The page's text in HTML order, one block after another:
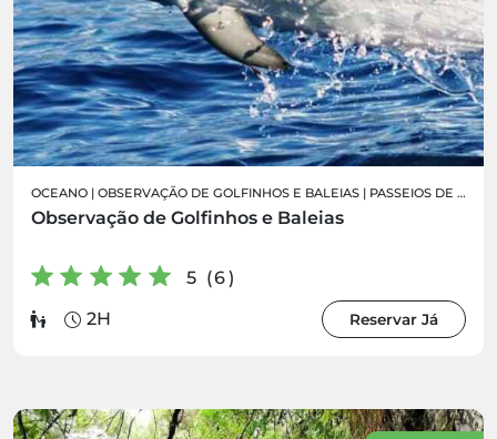
OCEANO | OBSERVAÇÃO DE GOLFINHOS E BALEIAS | PASSEIOS DE BARCO
Observação de Golfinhos e Baleias
5 (6)
2H
Reservar Já